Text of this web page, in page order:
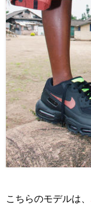
こちらのモデルは、